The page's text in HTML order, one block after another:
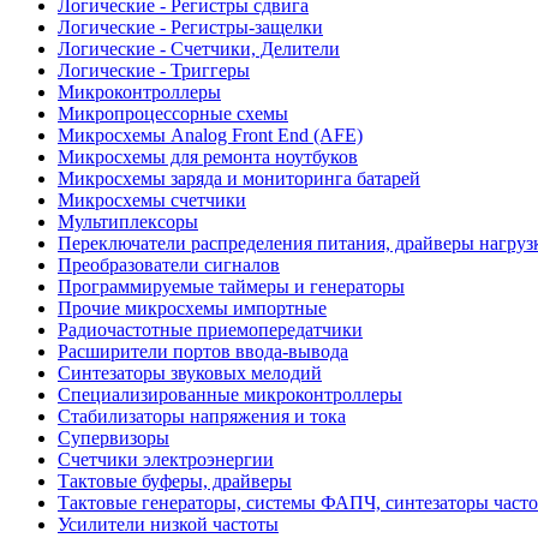
Логические - Регистры сдвига
Логические - Регистры-защелки
Логические - Счетчики, Делители
Логические - Триггеры
Микроконтроллеры
Микропроцессорные схемы
Микросхемы Analog Front End (AFE)
Микросхемы для ремонта ноутбуков
Микросхемы заряда и мониторинга батарей
Микросхемы счетчики
Мультиплексоры
Переключатели распределения питания, драйверы
Преобразователи сигналов
Программируемые таймеры и генераторы
Прочие микросхемы импортные
Радиочастотные приемопередатчики
Расширители портов ввода-вывода
Синтезаторы звуковых мелодий
Специализированные микроконтроллеры
Стабилизаторы напряжения и тока
Супервизоры
Счетчики электроэнергии
Тактовые буферы, драйверы
Тактовые генераторы, системы ФАПЧ, синтезаторы
Усилители низкой частоты